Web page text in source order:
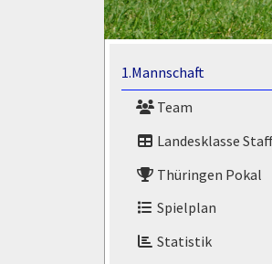
1.Mannschaft
Team
Landesklasse
Thüringen Pokal
Spielplan
Statistik